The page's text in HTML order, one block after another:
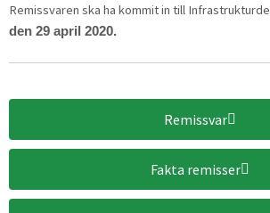
Remissvaren ska ha kommit in till
den 29 april 2020.
Remissvar
Fakta remisser